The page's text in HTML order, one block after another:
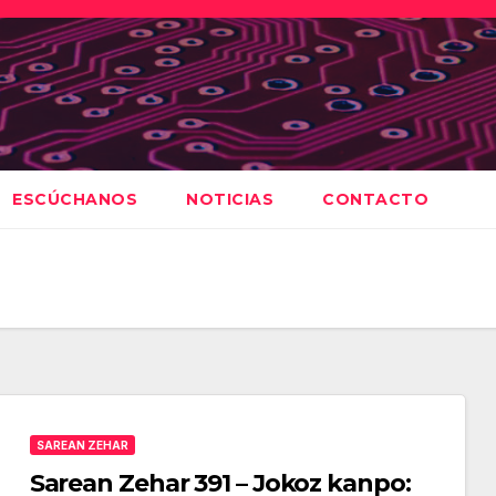
ESCÚCHANOS NOTICIAS CONTACTO
SAREAN ZEHAR
Sarean Zehar 391 – Jokoz kanpo: